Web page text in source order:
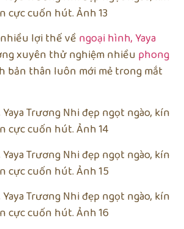
lợi thế về ngoại hình, Yaya
xuyên thử nghiệm nhiều phong
bản thân luôn mới mẻ trong mắt